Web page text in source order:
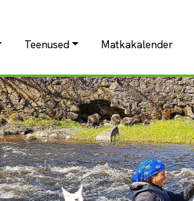
Teenused Matkakalender